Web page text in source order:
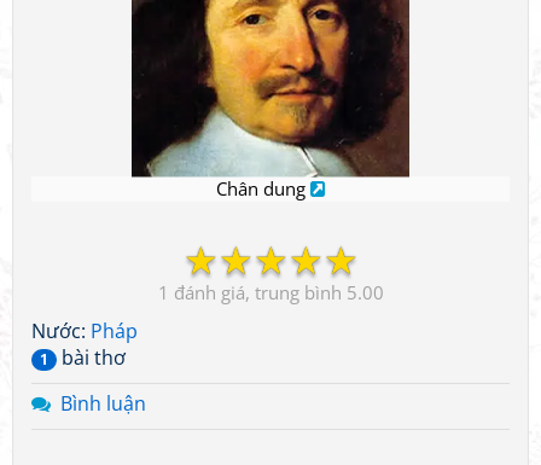
Chân dung
☆
☆
☆
☆
☆
1 5.00
Nước: Pháp
1
bài thơ
Bình luận